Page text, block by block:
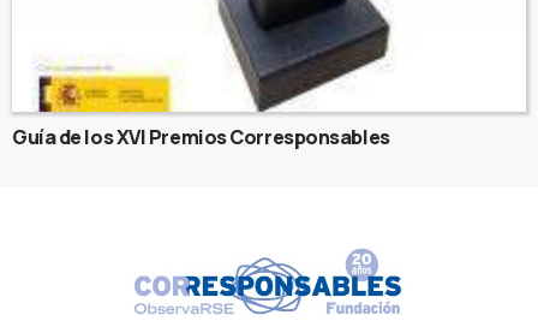
Guía de los XVI Premios Corresponsables